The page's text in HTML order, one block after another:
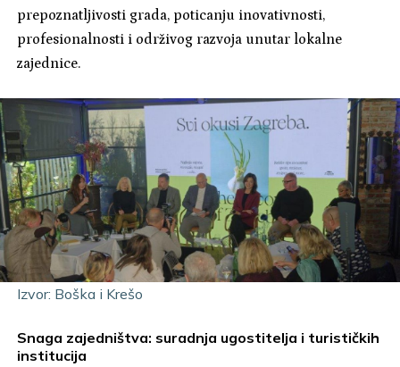
prepoznatljivosti grada, poticanju inovativnosti,
profesionalnosti i održivog razvoja unutar lokalne
zajednice.
Izvor: Boška i Krešo
Snaga zajedništva: suradnja ugostitelja i turističkih
institucija